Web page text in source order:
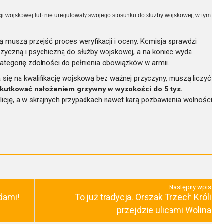
wojskowej lub nie uregulowały swojego stosunku do służby wojskowej, w tym
przejść proces weryfikacji i oceny. Komisja sprawdzi
i psychiczną do służby wojskowej, a na koniec wyda
zdolności do pełnienia obowiązków w armii.
na kwalifikację wojskową bez ważnej przyczyny, muszą liczyć
nałożeniem grzywny w wysokości do 5 tys.
a w skrajnych przypadkach nawet karą pozbawienia wolności
Następny wpis
To już tradycja. Orszak Trzech Króli
przejdzie ulicami Wolina